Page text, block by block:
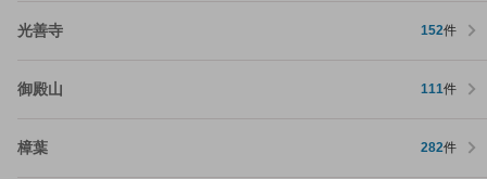
光善寺 152件
御殿山 111件
樟葉 282件